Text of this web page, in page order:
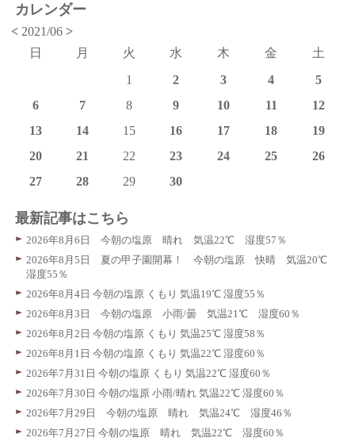
カレンダー
< 2021/06>
日
月 火 水 木 金
土
1
2 3 4
5
6
7 8 9 10 11
12
13
14 15 16 17 18
19
20
21 22 23 24 25
26
27
28 29 30
最新記事はこちら
2026年8月6日 今朝の塩原 晴れ 気温22℃ 湿度57％
2026年8月5日 夏の甲子園開幕！ 今朝の塩原 快晴 気温20℃
湿度55％
2026年8月4日 今朝の塩原 くもり 気温19℃ 湿度55％
2026年8月3日 今朝の塩原 小雨/曇 気温21℃ 湿度60％
2026年8月2日 今朝の塩原 くもり 気温25℃ 湿度58％
2026年8月1日 今朝の塩原 くもり 気温22℃ 湿度60％
2026年7月31日 今朝の塩原 くもり 気温22℃ 湿度60％
2026年7月30日 今朝の塩原 小雨/晴れ 気温22℃ 湿度60％
2026年7月29日 今朝の塩原 晴れ 気温24℃ 湿度46％
2026年7月27日 今朝の塩原 晴れ 気温22℃ 湿度60％